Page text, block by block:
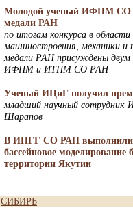
Молодой ученый ИФПМ СО
медали РАН
по итогам конкурса в области
машиностроения, механики и
медали РАН присуждены двум
ИФПМ и ИТПМ СО РАН
Ученый ИЦиГ получил
младший научный
Шарапов
В ИНГГ СО РАН выполнили
бассейновое моделирование
территории Якутии
СИБИРЬ